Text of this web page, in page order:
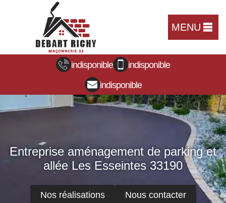
MENU
indisponible
indisponible
indisponible
Entreprise aménagement de parking et
allée Les Esseintes 33190
Nos réalisations Nous contacter